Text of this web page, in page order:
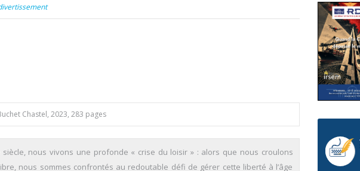
Chastel, 2023, 283 pages
siècle, nous vivons une profonde « crise du loisir » : alors que nous croulons
nous sommes confrontés au redoutable défi de gérer cette liberté à l’âge